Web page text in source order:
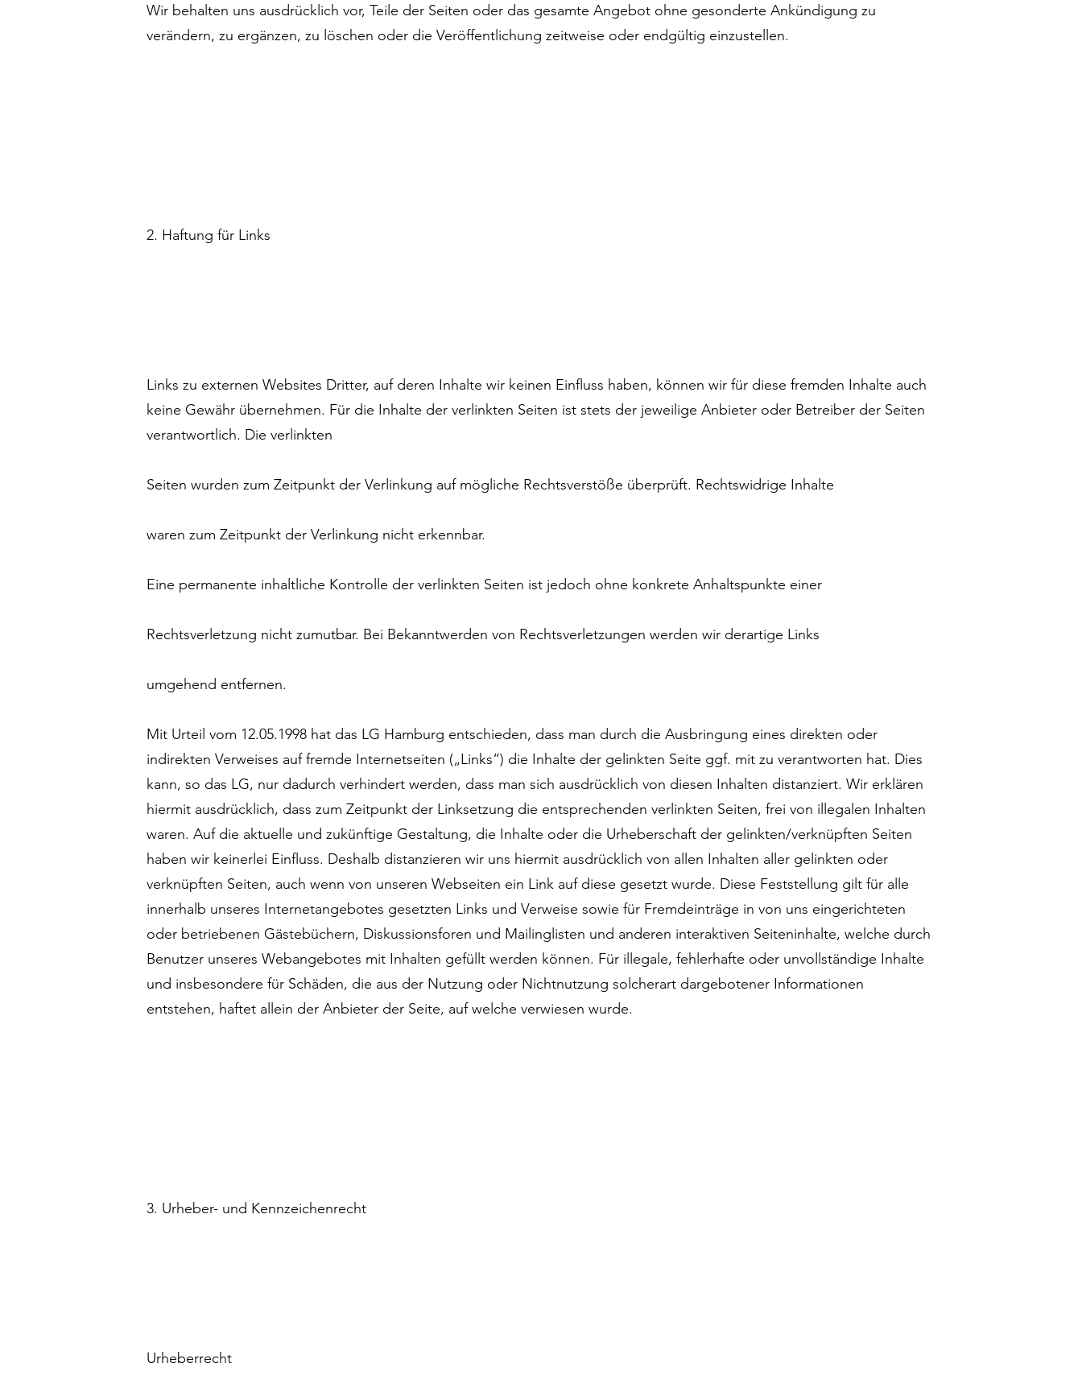
Wir behalten uns ausdrücklich vor, Teile der Seiten oder das gesamte Angebot ohne gesonderte Ankündigung zu
verändern, zu ergänzen, zu löschen oder die Veröffentlichung zeitweise oder endgültig einzustellen.
2. Haftung für Links
Links zu externen Websites Dritter, auf deren Inhalte wir keinen Einfluss haben, können wir für diese fremden Inhalte auch
keine Gewähr übernehmen. Für die Inhalte der verlinkten Seiten ist stets der jeweilige Anbieter oder Betreiber der Seiten
verantwortlich. Die verlinkten
Seiten wurden zum Zeitpunkt der Verlinkung auf mögliche Rechtsverstöße überprüft. Rechtswidrige Inhalte
waren zum Zeitpunkt der Verlinkung nicht erkennbar.
Eine permanente inhaltliche Kontrolle der verlinkten Seiten ist jedoch ohne konkrete Anhaltspunkte einer
Rechtsverletzung nicht zumutbar. Bei Bekanntwerden von Rechtsverletzungen werden wir derartige Links
umgehend entfernen.
Mit Urteil vom 12.05.1998 hat das LG Hamburg entschieden, dass man durch die Ausbringung eines direkten oder
indirekten Verweises auf fremde Internetseiten („Links“) die Inhalte der gelinkten Seite ggf. mit zu verantworten hat. Dies
kann, so das LG, nur dadurch verhindert werden, dass man sich ausdrücklich von diesen Inhalten distanziert. Wir erklären
hiermit ausdrücklich, dass zum Zeitpunkt der Linksetzung die entsprechenden verlinkten Seiten, frei von illegalen Inhalten
waren. Auf die aktuelle und zukünftige Gestaltung, die Inhalte oder die Urheberschaft der gelinkten/verknüpften Seiten
haben wir keinerlei Einfluss. Deshalb distanzieren wir uns hiermit ausdrücklich von allen Inhalten aller gelinkten oder
verknüpften Seiten, auch wenn von unseren Webseiten ein Link auf diese gesetzt wurde. Diese Feststellung gilt für alle
innerhalb unseres Internetangebotes gesetzten Links und Verweise sowie für Fremdeinträge in von uns eingerichteten
oder betriebenen Gästebüchern, Diskussionsforen und Mailinglisten und anderen interaktiven Seiteninhalte, welche durch
Benutzer unseres Webangebotes mit Inhalten gefüllt werden können. Für illegale, fehlerhafte oder unvollständige Inhalte
und insbesondere für Schäden, die aus der Nutzung oder Nichtnutzung solcherart dargebotener Informationen
entstehen, haftet allein der Anbieter der Seite, auf welche verwiesen wurde.
3. Urheber- und Kennzeichenrecht
Urheberrecht